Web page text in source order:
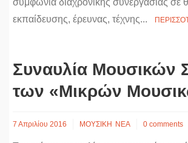
συμφωνία διαχρονικής συνεργασίας σε
εκπαίδευσης, έρευνας, τέχνης...
Συναυλία Μουσικών
των «Μικρών
7 Απριλίου 2016 ΜΟΥΣΙΚΗ ΝΕΑ 0 comments